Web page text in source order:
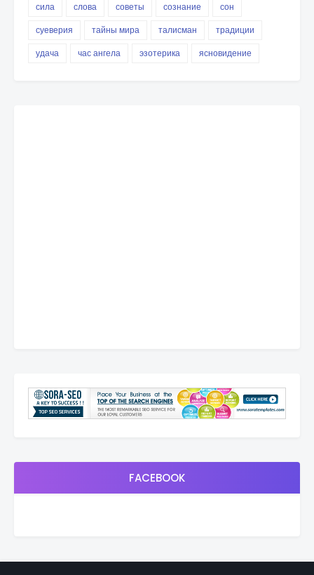
сила
слова советы сознание
сон
суеверия
тайны мира талисман
традиции
удача
час ангела эзотерика ясновидение
FACEBOOK